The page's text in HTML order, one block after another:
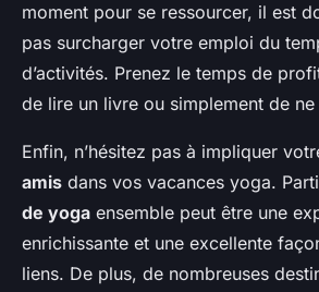
moment pour se ressourcer, il est
pas surcharger votre emploi du
d’activités. Prenez le temps de
de lire un livre ou simplement de
Enfin, n’hésitez pas à impliquer
amis dans vos vacances yoga.
de yoga ensemble peut être une
enrichissante et une excellente
liens. De plus, de nombreuses